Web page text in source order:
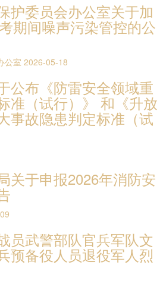
护委员会办公室关于加
期间噪声污染管控的公
公室 2026-05-18
公布《防雷安全领域重
准（试行）》 和《升放
事故隐患判定标准（试
关于申报2026年消防安
员武警部队官兵军队文
预备役人员退役军人烈